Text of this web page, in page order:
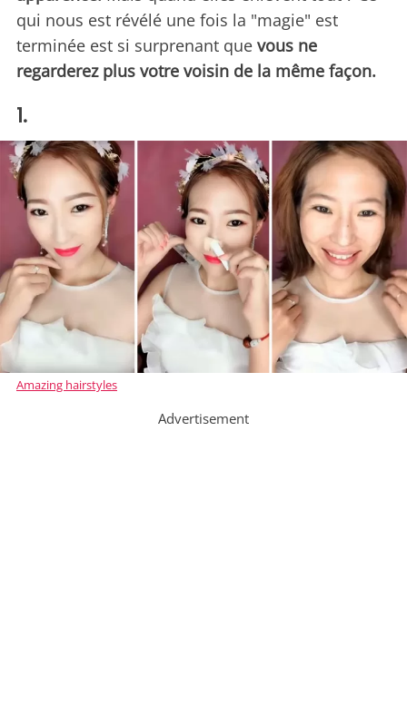
qui nous est révélé une fois la "magie" est
terminée est si surprenant que vous ne
regarderez plus votre voisin de la même façon.
1.
Amazing hairstyles
Advertisement